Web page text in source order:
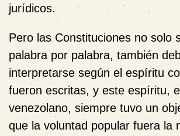
jurídicos.
Pero las Constituciones no solo
palabra por palabra, también
interpretarse según el espíritu
fueron escritas, y este espíritu,
venezolano, siempre tuvo un
que la voluntad popular fuera la